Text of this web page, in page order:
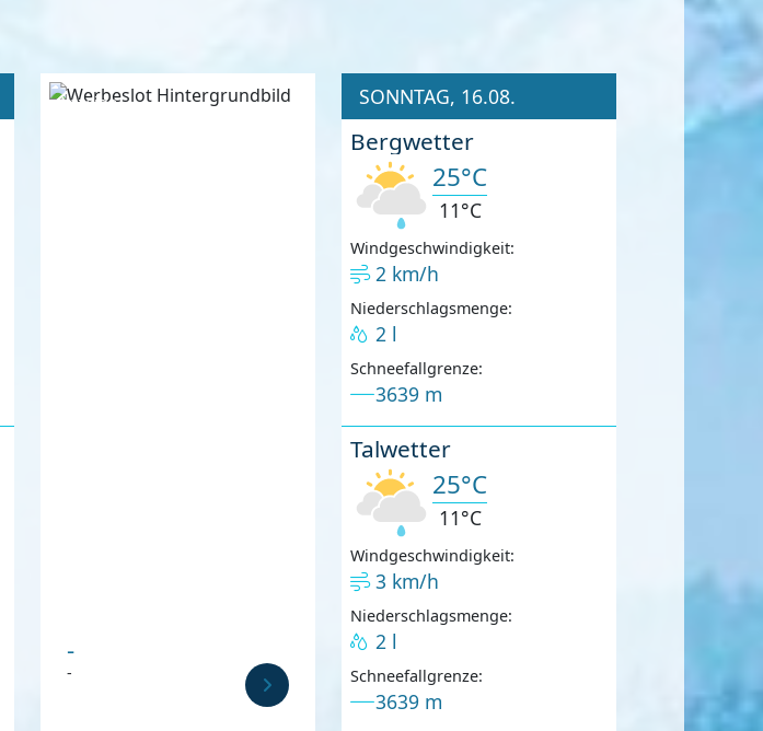
Anzeige
-
-
SONNTAG, 16.08.
Bergwetter
25°C
11°C
Windgeschwindigkeit:
2 km/h
Niederschlagsmenge:
2 l
Schneefallgrenze:
3639 m
Talwetter
25°C
11°C
Windgeschwindigkeit:
3 km/h
Niederschlagsmenge:
2 l
Schneefallgrenze:
3639 m